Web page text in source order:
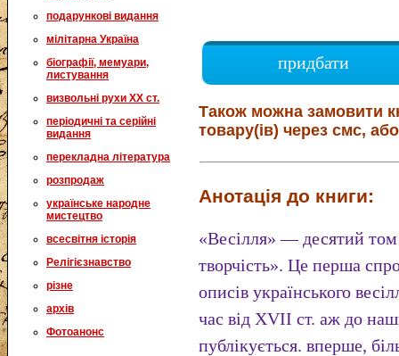
подарункові видання
мілітарна Україна
біографії, мемуари,
листування
визвольні рухи XX ст.
періодичні та серійні
видання
перекладна література
розпродаж
українське народне
мистецтво
всесвітня історія
Релігієзнавство
різне
архів
Фотоанонс
придбати
Також можна замовити
товару(ів) через смс,
Анотація до книги:
«Весілля» — десятий том
творчість». Це перша
описів українського
час від ХVІІ ст. аж до
публікується. вперше,